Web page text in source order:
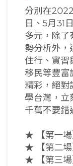
分別在
日、5月31
多元，除了
勢分析外，
住行、實習
移民等豐富
精彩，絕對
學台灣，立
千萬不要錯
★ 【第一場
★ 【第二場
★ 【第三場